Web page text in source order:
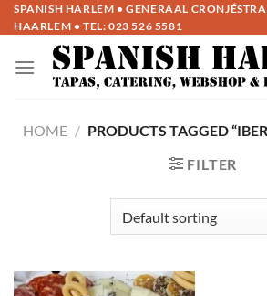
Ga
naar
SPANISH HARLEM • GENERAAL
HAARLEM • TEL: 023 526 5581
HOME / PRODUCTS TAGGED
FILTER